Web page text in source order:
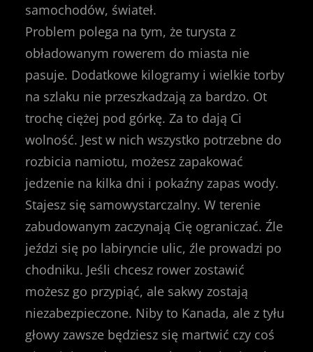
samochodów, świateł.
Problem polega na tym, że turysta z
obładowanym rowerem do miasta nie
pasuje. Dodatkowe kilogramy i wielkie torby
na szlaku nie przeszkadzają za bardzo. Ot
trochę ciężej pod górkę. Za to dają Ci
wolność. Jest w nich wszystko potrzebne do
rozbicia namiotu, możesz zapakować
jedzenie na kilka dni i pokaźny zapas wody.
Stajesz się samowystarczalny. W terenie
zabudowanym zaczynają Cię ograniczać. Źle
jeździ się po labiryncie ulic, źle prowadzi po
chodniku. Jeśli chcesz rower zostawić
możesz go przypiąć, ale sakwy zostają
niezabezpieczone. Niby to Kanada, ale z tyłu
głowy zawsze będziesz się martwić czy coś